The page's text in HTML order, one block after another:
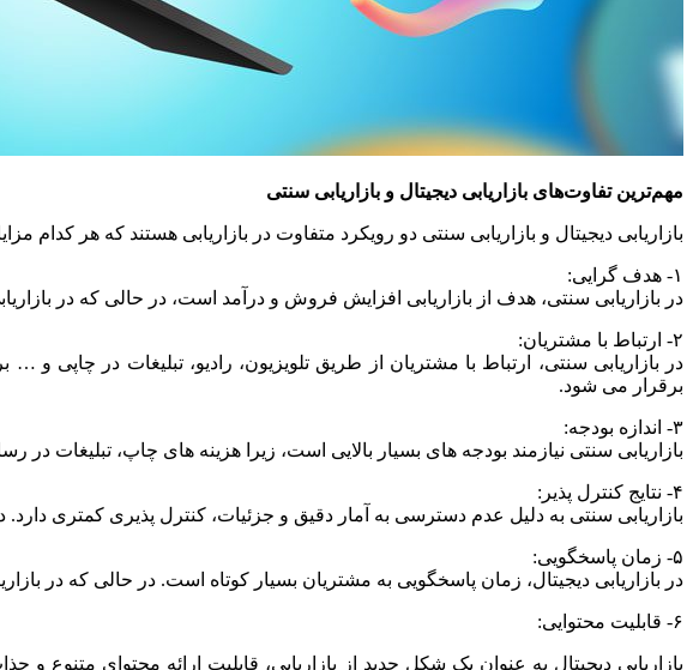
مهم‌ترین تفاوت‌های بازاریابی دیجیتال و بازاریابی سنتی
بازاریابی دیجیتال و بازاریابی سنتی دو رویکرد متفاوت در بازاریابی هستند که هر
۱- هدف گرایی:
در بازاریابی سنتی، هدف از بازاریابی افزایش فروش و درآمد است، در حالی که در
۲- ارتباط با مشتریان:
در بازاریابی سنتی، ارتباط با مشتریان از طریق تلویزیون، رادیو، تبلیغات در چاپی
برقرار می شود.
۳- اندازه بودجه:
بازاریابی سنتی نیازمند بودجه های بسیار بالایی است، زیرا هزینه های چاپ، تبلیغات در
۴- نتایج کنترل پذیر:
بازاریابی سنتی به دلیل عدم دسترسی به آمار دقیق و جزئیات، کنترل پذیری کمتری دارد.
۵- زمان پاسخگویی:
در بازاریابی دیجیتال، زمان پاسخگویی به مشتریان بسیار کوتاه است. در حالی که در
۶- قابلیت محتوایی:
بازاریابی دیجیتال به عنوان یک شکل جدید از بازاریابی، قابلیت ارائه محتوای